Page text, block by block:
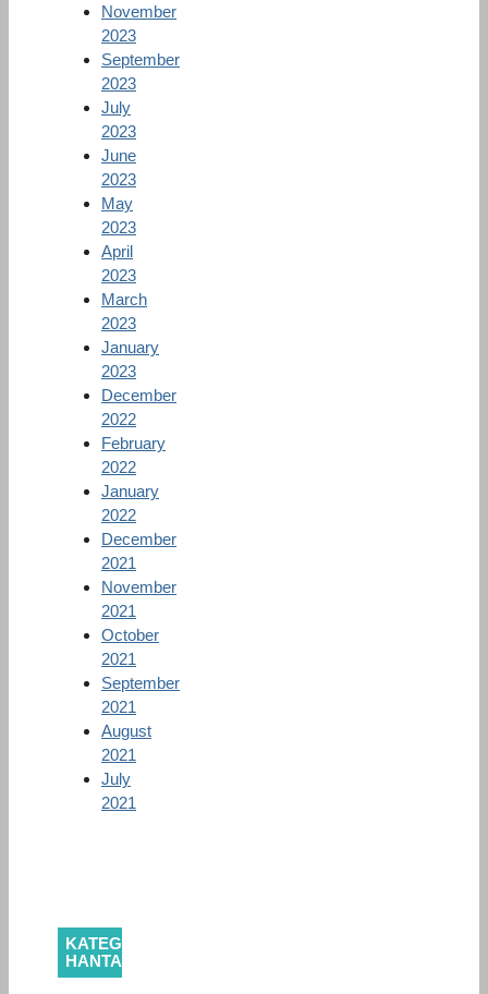
November
2023
September
2023
July
2023
June
2023
May
2023
April
2023
March
2023
January
2023
December
2022
February
2022
January
2022
December
2021
November
2021
October
2021
September
2021
August
2021
July
2021
KATEGORI
HANTARAN